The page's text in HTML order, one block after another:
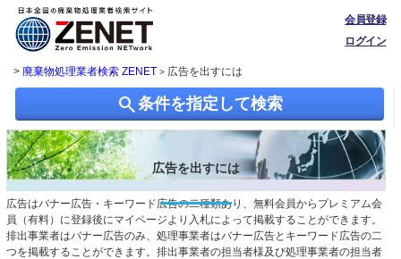
会員登録
ログイン
> 廃棄物処理業者検索 ZENET > 広告を出すには
search条件を指定して検索
広告を出すには
広告はバナー広告・キーワード広告の二種類あり、無料会員からプレミアム会
員（有料）に登録後にマイページより入札によって掲載することができます。
排出事業者はバナー広告のみ、処理事業者はバナー広告とキーワード広告の二
つを掲載することができます。排出事業者の担当者様及び処理事業者の担当者